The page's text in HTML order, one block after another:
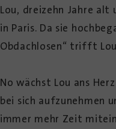
Lou, dreizehn Jahre alt
in Paris. Da sie
Obdachlosen“ trifft
No wächst Lou ans
bei sich aufzunehmen
immer mehr Zeit